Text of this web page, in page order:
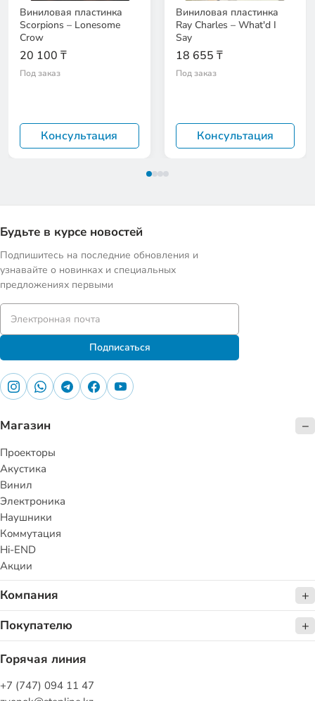
Виниловая пластинка
Scorpions – Lonesome
Crow
20 100 ₸
Под заказ
Консультация
Виниловая пластинка
Ray Charles – What'd I
Say
18 655 ₸
Под заказ
Консультация
Будьте в курсе новостей
Подпишитесь на последние обновления и
узнавайте о новинках и специальных
предложениях первыми
Подписаться
Магазин
Проекторы
Акустика
Винил
Электроника
Наушники
Коммутация
Hi-END
Акции
Компания
Покупателю
Горячая линия
+7 (747) 094 11 47